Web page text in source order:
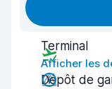
Terminal
Afficher les
Dépôt de